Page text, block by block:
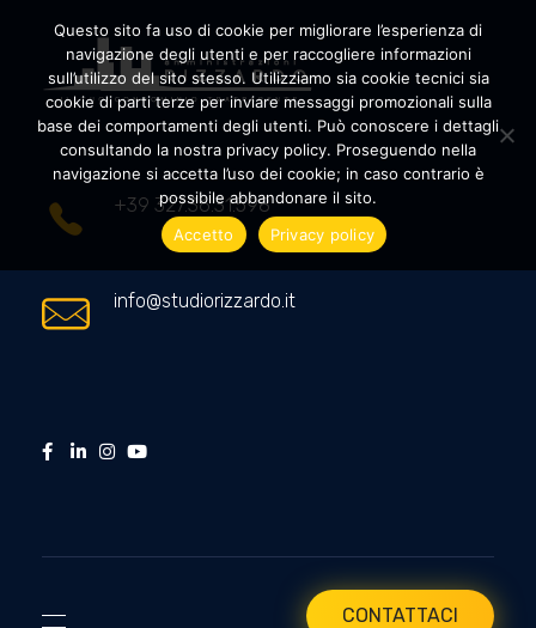
Amministrazioni Rizzardo
+39 327.36.31.598
info@studiorizzardo.it
CONTATTACI
Questo sito fa uso di cookie per migliorare l’esperienza di
navigazione degli utenti e per raccogliere informazioni
sull’utilizzo del sito stesso. Utilizziamo sia cookie tecnici sia
cookie di parti terze per inviare messaggi promozionali sulla
base dei comportamenti degli utenti. Può conoscere i dettagli
consultando la nostra privacy policy. Proseguendo nella
navigazione si accetta l’uso dei cookie; in caso contrario è
possibile abbandonare il sito.
Accetto
Privacy policy